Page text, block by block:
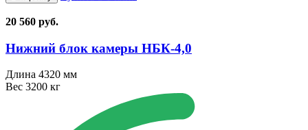
20 560 руб.
Нижний блок камеры НБК⁠-⁠4,0
Длина 4320 мм
Вес 3200 кг